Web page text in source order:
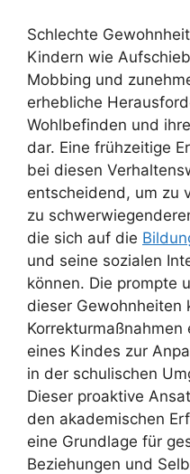
Schlechte
Kindern wie
Mobbing und
erhebliche
Wohlbefinden und
dar. Eine frühzeitige
bei diesen
entscheidend, um zu
zu
die sich auf die
und seine sozialen
können. Die prompte
dieser Gewohnheiten
eines Kindes zur
in der schulischen
Dieser proaktive
den akademischen
eine Grundlage für
Beziehungen und